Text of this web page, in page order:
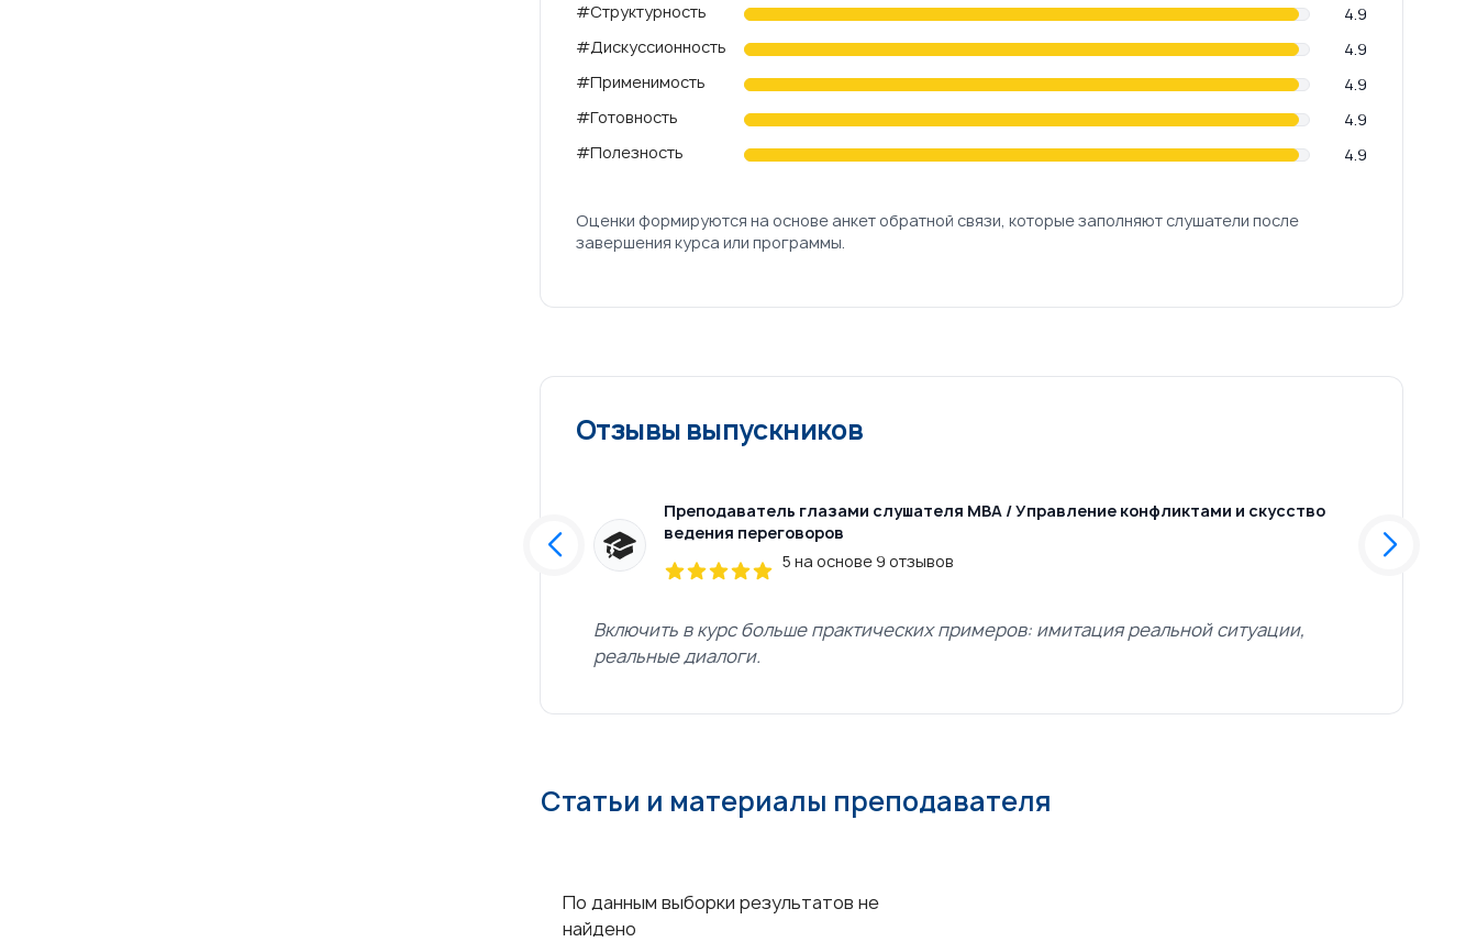
Review data
#Структурность
4.9
#Дискуссионность
4.9
#Применимость
4.9
#Готовность
4.9
#Полезность
4.9
Оценки формируются на основе анкет обратной связи, которые заполняют слушатели после
завершения курса или программы.
Отзывы выпускников
Преподаватель глазами слушателя МВА / Управление конфликтами и скусство
ведения переговоров
5 на основе 9 отзывов
Включить в курс больше практических примеров: имитация реальной ситуации,
реальные диалоги.
Статьи и материалы преподавателя
По данным выборки результатов не
найдено